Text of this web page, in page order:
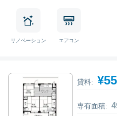
リノベーション エアコン
貸料:
専有面積: